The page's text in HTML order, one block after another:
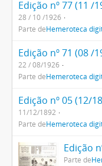
Edição nº 77 (11 /
28 / 10 /1926
Parte deHemeroteca
Edição nº 71 (08 /
22 / 08/1926
Parte deHemeroteca
Edição nº 05 (12/
11/12/1892
Parte deHemeroteca
Edição
Parte de